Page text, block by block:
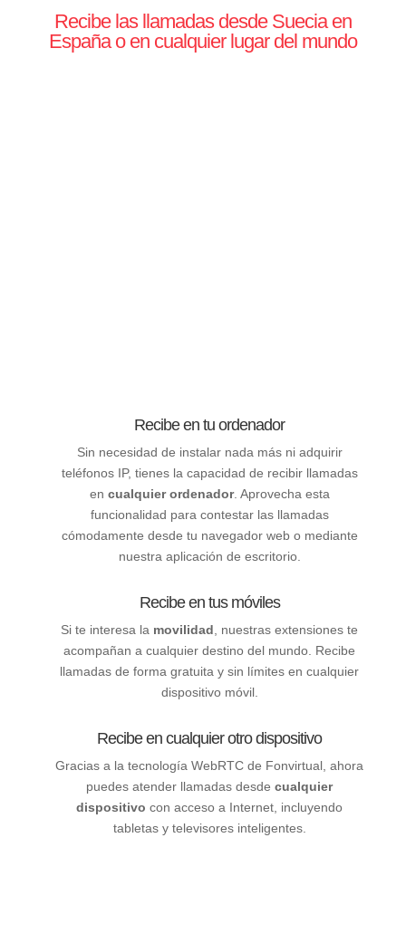
Recibe las llamadas desde Suecia en
España o en cualquier lugar del mundo
Recibe en tu ordenador
Sin necesidad de instalar nada más ni adquirir
teléfonos IP, tienes la capacidad de recibir llamadas
en cualquier ordenador. Aprovecha esta
funcionalidad para contestar las llamadas
cómodamente desde tu navegador web o mediante
nuestra aplicación de escritorio.
Recibe en tus móviles
Si te interesa la movilidad , nuestras extensiones te
acompañan a cualquier destino del mundo. Recibe
llamadas de forma gratuita y sin límites en cualquier
dispositivo móvil.
Recibe en cualquier otro dispositivo
Gracias a la tecnología WebRTC de Fonvirtual, ahora
puedes atender llamadas desdecualquier
dispositivo con acceso a Internet, incluyendo
tabletas y televisores inteligentes.